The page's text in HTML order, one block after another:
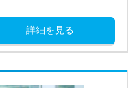
詳細を見る